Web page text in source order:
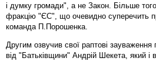
і думку громади", а не Закон. Більше
фракцію "ЄС", що очевидно суперечить
команда П.Порошенка.
Другим озвучив свої раптові
від "Батьківщини" Андрій Шекета, який і